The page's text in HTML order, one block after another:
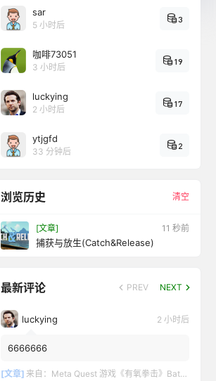
sar
5 小时后
3
咖啡73051
3 小时后
19
luckying
2 小时后
17
ytjgfd
33 分钟后
2
浏览历史 清空
[文章] 13 秒前
捕获与放生(Catch&Release)
最新评论 PREV NEXT
luckying 2 小时后
6666666
[文章] 来自： Meta Quest 游戏《有氧拳击》Battle Fit: VR Cardio Boxing